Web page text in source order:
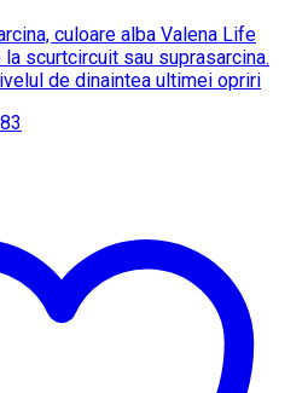
culoare alba Valena Life
scurtcircuit sau suprasarcina.
de dinaintea ultimei opriri